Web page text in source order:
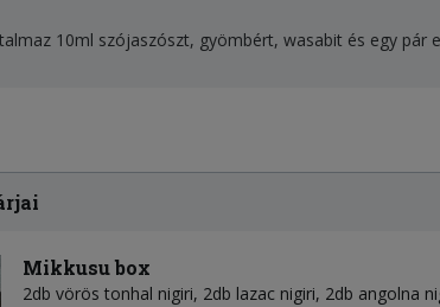
10ml szójaszószt, gyömbért, wasabit és egy pár
Mikkusu box
2db vörös tonhal nigiri, 2db lazac nigiri, 2db angolna